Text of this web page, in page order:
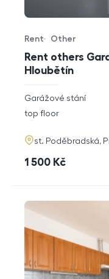
Rent others
Hloubětín
Offer type
Rent
Property type
Other
rozměry
disposition
Garážové stání
funkce
top floor
adresa
st. Poděbradská,
cena
1 500 Kč